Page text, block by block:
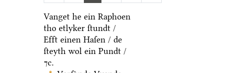
Vanget he ein Raphoen
tho etlyker ſtundt /
Efft einen Haſen / de
ſteyth wol ein Pundt /
⁊c.